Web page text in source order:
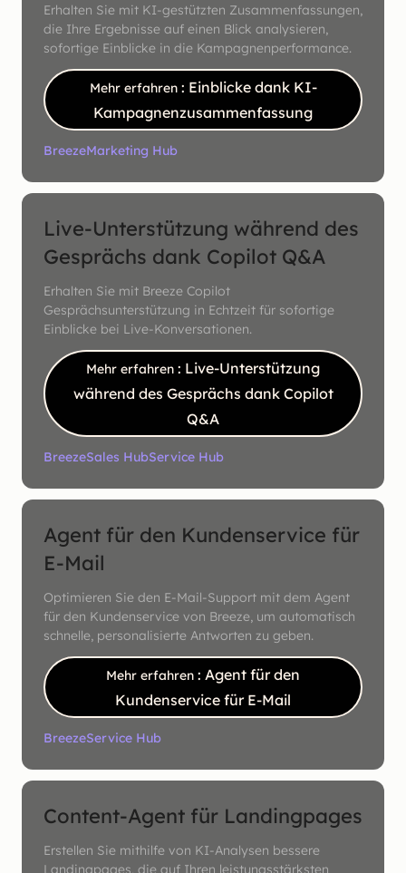
Erhalten Sie mit KI-gestützten Zusammenfassungen,
die Ihre Ergebnisse auf einen Blick analysieren,
sofortige Einblicke in die Kampagnenperformance.
Mehr erfahren : Einblicke dank KI-
Kampagnenzusammenfassung
BreezeMarketing Hub
Live-Unterstützung während des
Gesprächs dank Copilot Q&A
Erhalten Sie mit Breeze Copilot
Gesprächsunterstützung in Echtzeit für sofortige
Einblicke bei Live-Konversationen.
Mehr erfahren : Live-Unterstützung
während des Gesprächs dank Copilot
Q&A
BreezeSales HubService Hub
Agent für den Kundenservice für
E-Mail
Optimieren Sie den E-Mail-Support mit dem Agent
für den Kundenservice von Breeze, um automatisch
schnelle, personalisierte Antworten zu geben.
Mehr erfahren : Agent für den
Kundenservice für E-Mail
BreezeService Hub
Content-Agent für Landingpages
Erstellen Sie mithilfe von KI-Analysen bessere
Landingpages, die auf Ihren leistungsstärksten